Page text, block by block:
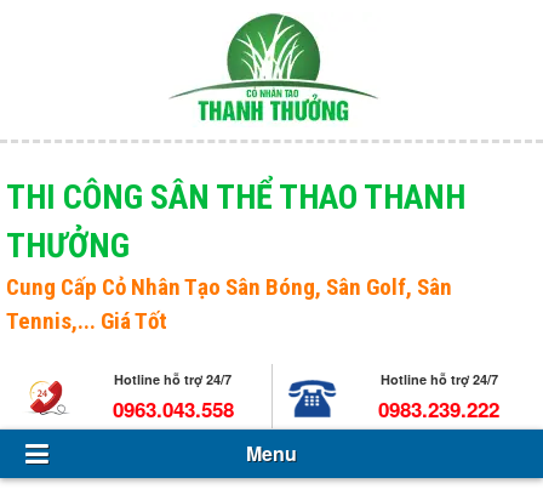
Menu
Giới thiệu
Sản phẩm
Tin Tức - Sự kiện
Tuyển dụng
Liên hệ
THI CÔNG SÂN THỂ THAO THANH
THƯỞNG
Cung Cấp Cỏ Nhân Tạo Sân Bóng, Sân Golf, Sân
Tennis,... Giá Tốt
Hotline hỗ trợ 24/7
0963.043.558
Hotline hỗ trợ 24/7
0983.239.222
Menu